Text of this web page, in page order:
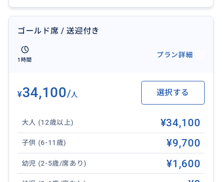
ゴールド席 / 送迎付き
1時間
プラン詳細
¥34,100/人 選択する
大人 (12歳以上) ¥34,100
子供 (6-11歳) ¥9,700
幼児 (2-5歳/席あり) ¥1,600